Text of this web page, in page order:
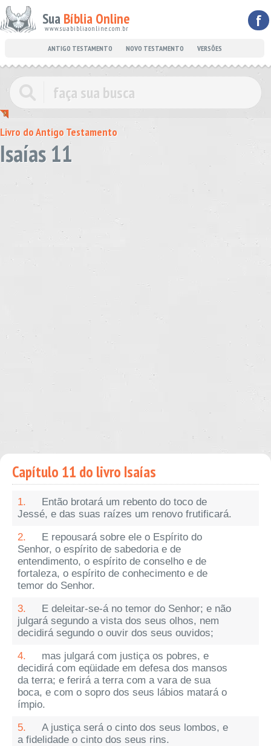
Sua Bíblia Online
www.suabibliaonline.com.br f
ANTIGO TESTAMENTO NOVO TESTAMENTO VERSÕES
Livro do Antigo Testamento
Isaías 11
Capítulo 11 do livro Isaías
1.
Então brotará um rebento do toco de
Jessé, e das suas raízes um renovo frutificará.
2.
E repousará sobre ele o Espírito do
Senhor, o espírito de sabedoria e de
entendimento, o espírito de conselho e de
fortaleza, o espírito de conhecimento e de
temor do Senhor.
3.
E deleitar-se-á no temor do Senhor; e não
julgará segundo a vista dos seus olhos, nem
decidirá segundo o ouvir dos seus ouvidos;
4.
mas julgará com justiça os pobres, e
decidirá com eqüidade em defesa dos mansos
da terra; e ferirá a terra com a vara de sua
boca, e com o sopro dos seus lábios matará o
ímpio.
5.
A justiça será o cinto dos seus lombos, e
a fidelidade o cinto dos seus rins.